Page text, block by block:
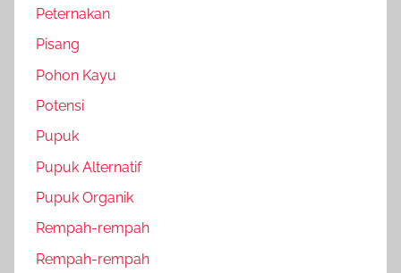
Peternakan
Pisang
Pohon Kayu
Potensi
Pupuk
Pupuk Alternatif
Pupuk Organik
Rempah-rempah
Rempah-rempah